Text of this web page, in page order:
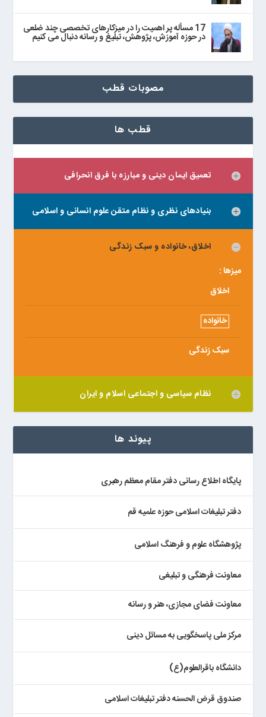
17 مسأله پر اهمیت را در میزکارهای تخصصی چند ضلعی
در حوزه آموزش، پژوهش، تبلیغ و رسانه دنبال می‌ کنیم
مصوبات قطب
قطب ها
تعمیق ایمان دینی و مبارزه با فرق انحرافی
بنیادهای نظری و نظام متقن علوم انسانی و اسلامی
اخلاق، خانواده و سبک زندگی
میزها :
اخلاق
خانواده
سبک زندگی
نظام سیاسی و اجتماعی اسلام و ایران
پیوند ها
پایگاه اطلاع رسانی دفتر مقام معظم رهبری
دفتر تبلیغات اسلامی حوزه علمیه قم
پژوهشگاه علوم و فرهنگ اسلامی
معاونت فرهنگی و تبلیغی
معاونت فضای مجازی، هنر و رسانه
مرکز ملی پاسخگویی به مسائل دینی
دانشگاه باقرالعلوم(ع)
صندوق قرض الحسنه دفتر تبلیغات اسلامی